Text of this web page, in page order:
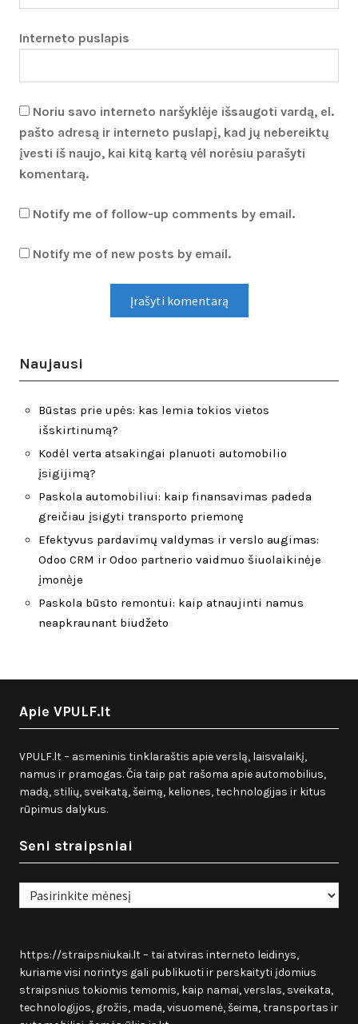
Interneto puslapis
Noriu savo interneto naršyklėje išsaugoti vardą, el.
pašto adresą ir interneto puslapį, kad jų nebereiktų
įvesti iš naujo, kai kitą kartą vėl norėsiu parašyti
komentarą.
Notify me of follow-up comments by email.
Notify me of new posts by email.
Naujausi
Būstas prie upės: kas lemia tokios vietos
išskirtinumą?
Kodėl verta atsakingai planuoti automobilio
įsigijimą?
Paskola automobiliui: kaip finansavimas padeda
greičiau įsigyti transporto priemonę
Efektyvus pardavimų valdymas ir verslo augimas:
Odoo CRM ir Odoo partnerio vaidmuo šiuolaikinėje
įmonėje
Paskola būsto remontui: kaip atnaujinti namus
neapkraunant biudžeto
Apie VPULF.lt
VPULF.lt – asmeninis tinklaraštis apie verslą, laisvalaikį,
namus ir pramogas. Čia taip pat rašoma apie automobilius,
madą, stilių, sveikatą, šeimą, keliones, technologijas ir kitus
rūpimus dalykus.
Seni straipsniai
Seni
straipsniai
https://straipsniukai.lt– tai atviras interneto leidinys,
kuriame visi norintys gali publikuoti ir perskaityti įdomius
straipsnius tokiomis temomis, kaip namai, verslas, sveikata,
technologijos, grožis, mada, visuomenė, šeima, transportas ir